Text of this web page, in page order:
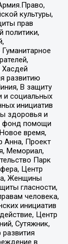
культуры,
прав
политики,
Хасдей
развитию
В защиту
и социальных
инициатив
здоровья и
фонд помощи
время,
Анна, Проект
Мемориал,
Парк
Центр
Женщины
гласности,
человека,
инициатив
Центр
Сутяжник,
в